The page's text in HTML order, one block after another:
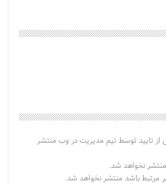
تایید توسط تیم مدیریت در وب منتشر
نخواهد شد.
مرتبط باشد منتشر نخواهد شد.